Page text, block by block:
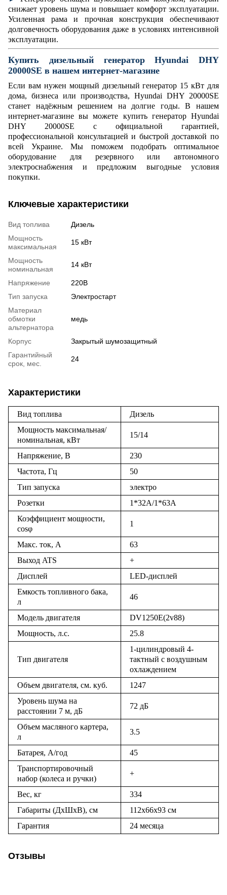
снижает уровень шума и повышает комфорт эксплуатации.
Усиленная рама и прочная конструкция обеспечивают
долговечность оборудования даже в условиях интенсивной
эксплуатации.
Купить дизельный генераторHyundai DHY
20000SE в нашем интернет-магазине
Если вам нужен мощный дизельный генератор 15 кВт для
дома, бизнеса или производства, Hyundai DHY 20000SE
станет надёжным решением на долгие годы. В нашем
интернет-магазине вы можете купить генератор Hyundai
DHY 20000SE с официальной гарантией,
профессиональной консультацией и быстрой доставкой по
всей Украине. Мы поможем подобрать оптимальное
оборудование для резервного или автономного
электроснабжения и предложим выгодные условия
покупки.
Ключевые характеристики
Вид топлива
Дизель
Мощность
максимальная
15 кВт
Мощность
номинальная
14 кВт
Напряжение
220В
Тип запуска
Электростарт
Материал
обмотки
альтернатора
медь
Корпус
Закрытый шумозащитный
Гарантийный
срок, мес.
24
Характеристики
Вид топлива
Дизель
Мощность максимальная/
номинальная, кВт
15/14
Напряжение, В
230
Частота, Гц
50
Тип запуска
электро
Розетки
1*32А/1*63А
Коэффициент мощности,
cosφ
1
Макс. ток, А
63
Выход ATS
+
Дисплей
LED-дисплей
Емкость топливного бака,
л
46
Модель двигателя
DV1250E(2v88)
Мощность, л.с.
25.8
Тип двигателя
1-цилиндровый 4-
тактный с воздушным
охлаждением
Объем двигателя, см. куб.
1247
Уровень шума на
расстоянии 7 м, дБ
72 дБ
Объем масляного картера,
л
3.5
Батарея, А/год
45
Транспортировочный
набор (колеса и ручки)
+
Вес, кг
334
Габариты (ДхШхВ), см
112x66x93 см
Гарантия
24 месяца
Отзывы